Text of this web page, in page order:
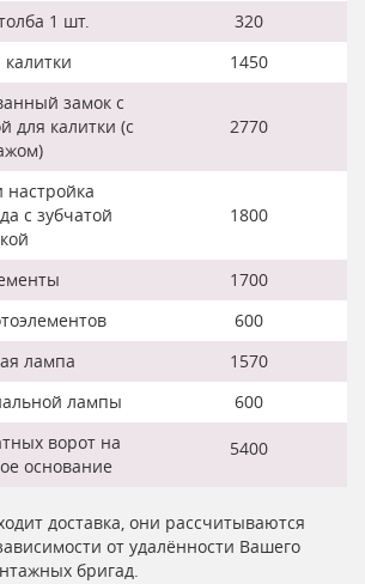
1 шт.
320
калитки
1450
замок с
для калитки (с
2770
настройка
с зубчатой
1800
1700
600
лампа
1570
лампы
600
ворот на
основание
5400
доставка, они рассчитываются
от удалённости Вашего
бригад.